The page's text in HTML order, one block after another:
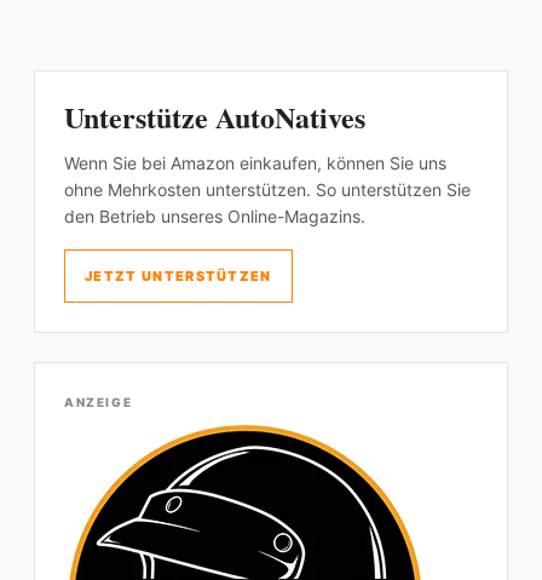
Unterstütze AutoNatives
Wenn Sie bei Amazon einkaufen, können Sie uns
ohne Mehrkosten unterstützen. So unterstützen Sie
den Betrieb unseres Online-Magazins.
JETZT UNTERSTÜTZEN
ANZEIGE